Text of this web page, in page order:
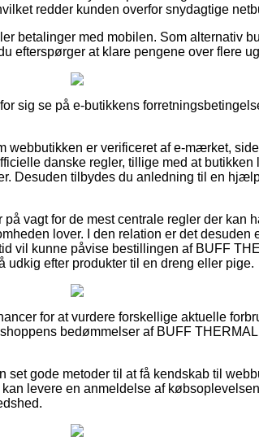
redder kunden overfor snydagtige
betalinger med mobilen. Som alternativ
efterspørger at klare pengene over flere
sig se på e-butikkens
webbutikken er verificeret af e-mærket,
danske regler, tillige med at
Desuden tilbydes du anledning til en
vagt for de mest centrale regler der kan
lover. I den relation er det desuden
vil kunne påvise bestillingen af BUFF
efter produkter til en dreng eller pige.
for at vurdere forskellige aktuelle
bedømmelser af BUFF
set gode metoder til at få kendskab til
levere en anmeldelse af